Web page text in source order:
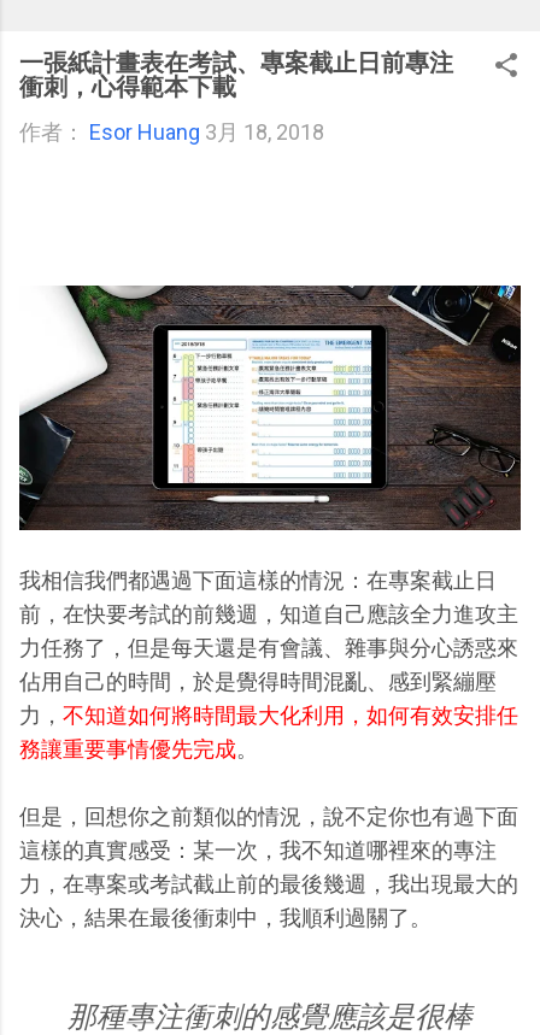
一張紙計畫表在考試、專案截止日前專注
衝刺，心得範本下載
作者： Esor Huang 3月 18, 2018
我相信我們都遇過下面這樣的情況：在專案截止日
前，在快要考試的前幾週，知道自己應該全力進攻主
力任務了，但是每天還是有會議、雜事與分心誘惑來
佔用自己的時間，於是覺得時間混亂、感到緊繃壓
力， 不知道如何將時間最大化利用，如何有效安排任
務讓重要事情優先完成。
但是，回想你之前類似的情況，說不定你也有過下面
這樣的真實感受：某一次，我不知道哪裡來的專注
力，在專案或考試截止前的最後幾週，我出現最大的
決心，結果在最後衝刺中，我順利過關了。
那種專注衝刺的感覺應該是很棒